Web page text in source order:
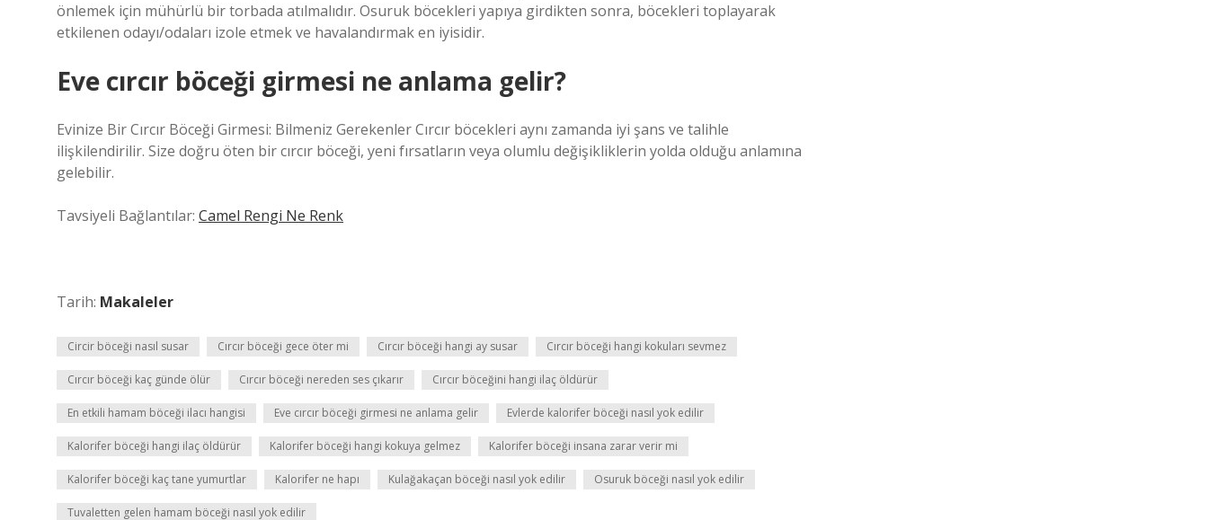
önlemek için mühürlü bir torbada atılmalıdır. Osuruk böcekleri yapıya girdikten sonra, böcekleri toplayarak
etkilenen odayı/odaları izole etmek ve havalandırmak en iyisidir.
Eve cırcır böceği girmesi ne anlama gelir?
Evinize Bir Cırcır Böceği Girmesi: Bilmeniz Gerekenler Cırcır böcekleri aynı zamanda iyi şans ve talihle
ilişkilendirilir. Size doğru öten bir cırcır böceği, yeni fırsatların veya olumlu değişikliklerin yolda olduğu anlamına
gelebilir.
Tavsiyeli Bağlantılar: Camel Rengi Ne Renk
Tarih: Makaleler
Circir böceği nasıl susar Cırcır böceği gece öter mi Cırcır böceği hangi ay susar Cırcır böceği hangi kokuları sevmez
Cırcır böceği kaç günde ölür Cırcır böceği nereden ses çıkarır Cırcır böceğini hangi ilaç öldürür
En etkili hamam böceği ilacı hangisi Eve cırcır böceği girmesi ne anlama gelir Evlerde kalorifer böceği nasıl yok edilir
Kalorifer böceği hangi ilaç öldürür Kalorifer böceği hangi kokuya gelmez Kalorifer böceği insana zarar verir mi
Kalorifer böceği kaç tane yumurtlar Kalorifer ne hapı Kulağakaçan böceği nasıl yok edilir Osuruk böceği nasıl yok edilir
Tuvaletten gelen hamam böceği nasıl yok edilir